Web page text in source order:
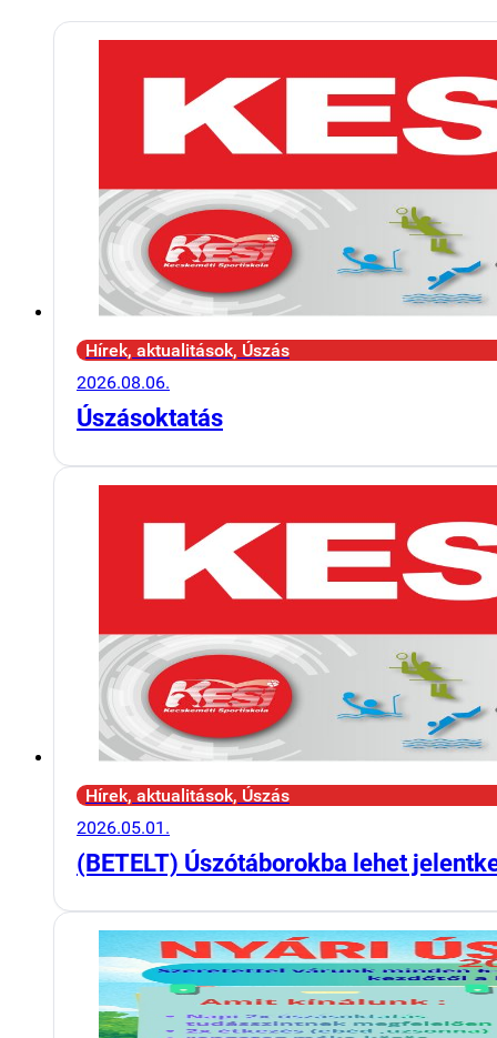
Hírek, aktualitások, Úszás
2026.08.06.
Úszásoktatás
Hírek, aktualitások, Úszás
2026.05.01.
(BETELT) Úszótáborokba lehet